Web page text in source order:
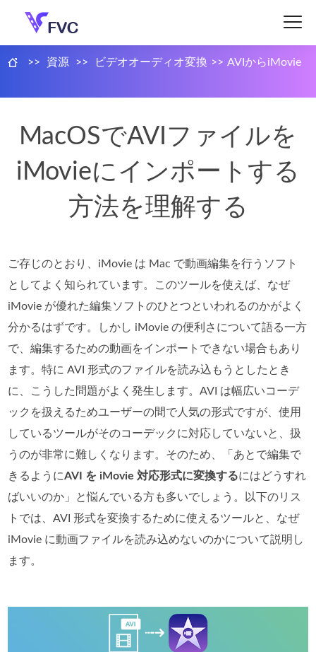
>> 資源 >> ビデオオーディオ変換 >> AVIからiMovie
MacOSでAVIファイルを
iMovieにインポートする
方法を理解する
ご存じのとおり、iMovie は Mac で動画編集を行うソフト
としてよく知られています。このツールを使えば、なぜ
iMovie が優れた編集ソフトのひとつといわれるのかがよく
分かるはずです。しかし iMovie の便利さについて語る一方
で、編集するための動画をインポートできない場合もあり
ます。特に AVI 形式のファイルを読み込もうとしたとき
に、こうした問題がよく発生します。AVI は幅広いコーデ
ックを扱えるためユーザーの間で人気の形式ですが、使用
しているツールがそのコーデックに対応していないと、扱
うのが非常に難しくなります。そのため、「あとで編集で
きるようにAVI を iMovie 対応形式に変換するにはどうすれ
ばいいのか」と悩んでいる方も多いでしょう。以下のリス
トでは、AVI 形式を変換するために使えるツールと、なぜ
iMovie に動画ファイルを読み込めないのかについて説明し
ます。